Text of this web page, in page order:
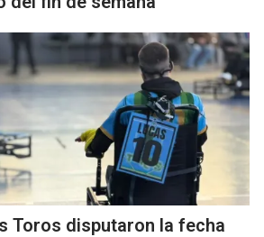
Toros disputaron la fecha